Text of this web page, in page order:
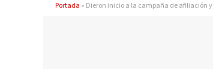
Portada » Dieron inicio a la campaña de afiliación